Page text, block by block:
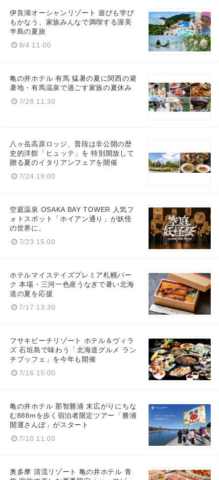
伊良湖オーシャンリゾート 遊びも学び
もかなう、家族みんなで満喫する渥美
半島の夏旅
8/4 11:00
亀の井ホテル 有馬 猛暑の夏に関西の避
暑地・有馬温泉で過ごす家族の夏休み
7/28 11:30
八ヶ岳高原ロッジ、普段は非公開の歴
史的洋館「ヒュッテ」を 特別開放して
贈る夏のイタリアンフェアを開催
7/24 19:00
空庭温泉 OSAKA BAY TOWER 人気フ
ォトスポット「ホイアン通り」が妖怪
の世界に。
7/23 15:00
ホテルマイステイズプレミア札幌パー
ク 本場・三河一色産うなぎで暑い北海
道の夏を応援
7/17 13:30
フサキビーチリゾート ホテル＆ヴィラ
ズ 石垣島で味わう「北海道グルメ ラン
チブッフェ」を今年も開催
7/16 15:00
亀の井ホテル 那智勝浦 末広がりにちな
む888mを歩く宿泊者限定ツアー「勝浦
開運さんぽ」がスタート
7/10 11:00
奥多摩 清流リゾート 亀の井ホテル 青